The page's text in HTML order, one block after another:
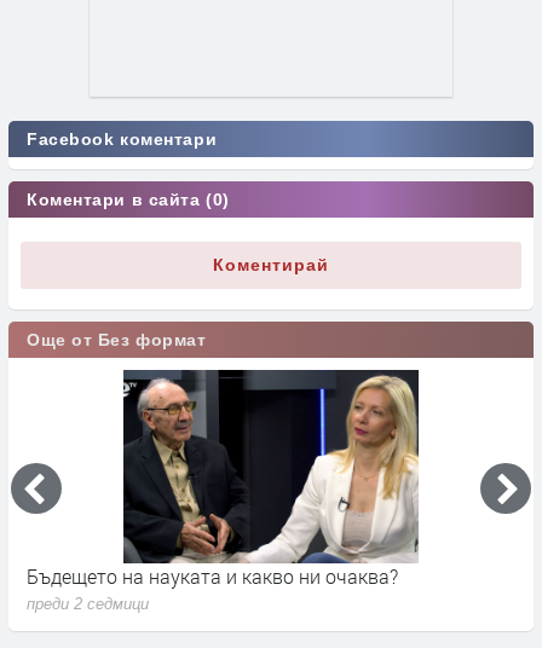
Facebook коментари
Коментари в сайта (0)
Коментирай
Още от Без формат
Бъдещето на науката и какво ни очаква?
преди 2 седмици